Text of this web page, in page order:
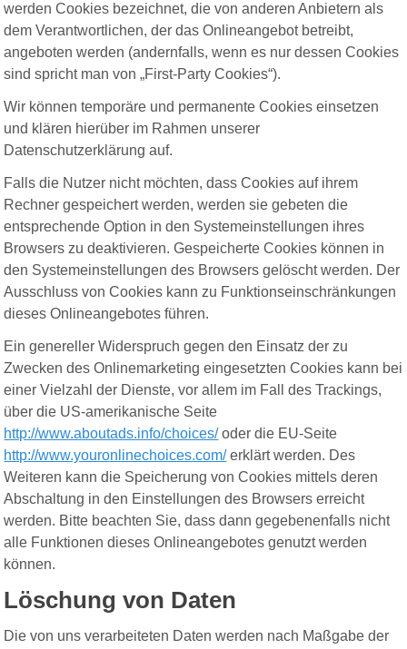
werden Cookies bezeichnet, die von anderen Anbietern als
dem Verantwortlichen, der das Onlineangebot betreibt,
angeboten werden (andernfalls, wenn es nur dessen Cookies
sind spricht man von „First-Party Cookies“).
Wir können temporäre und permanente Cookies einsetzen
und klären hierüber im Rahmen unserer
Datenschutzerklärung auf.
Falls die Nutzer nicht möchten, dass Cookies auf ihrem
Rechner gespeichert werden, werden sie gebeten die
entsprechende Option in den Systemeinstellungen ihres
Browsers zu deaktivieren. Gespeicherte Cookies können in
den Systemeinstellungen des Browsers gelöscht werden. Der
Ausschluss von Cookies kann zu Funktionseinschränkungen
dieses Onlineangebotes führen.
Ein genereller Widerspruch gegen den Einsatz der zu
Zwecken des Onlinemarketing eingesetzten Cookies kann bei
einer Vielzahl der Dienste, vor allem im Fall des Trackings,
über die US-amerikanische Seite
http://www.aboutads.info/choices/oder die EU-Seite
http://www.youronlinechoices.com/erklärt werden. Des
Weiteren kann die Speicherung von Cookies mittels deren
Abschaltung in den Einstellungen des Browsers erreicht
werden. Bitte beachten Sie, dass dann gegebenenfalls nicht
alle Funktionen dieses Onlineangebotes genutzt werden
können.
Löschung von Daten
Die von uns verarbeiteten Daten werden nach Maßgabe der